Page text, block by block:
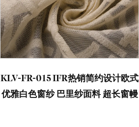
KLV-FR-015 IFR热销简约设计欧式
优雅白色窗纱 巴里纱面料 超长窗幔